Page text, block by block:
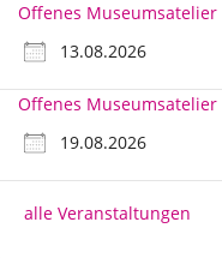
Offenes
13.08.2026
Offenes
19.08.2026
alle Veranstaltungen